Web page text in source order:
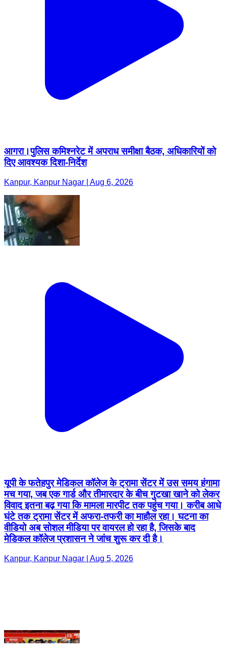
आगरा।पुलिस कमिश्नरेट में अपराध समीक्षा बैठक, अधिकारियों को
यूपी के फतेहपुर मेडिकल कॉलेज के ट्रामा सेंटर में उस समय हंगामा
मच गया, जब एक गार्ड और तीमारदार के बीच गुटखा खाने को लेकर
मेडिकल कॉलेज प्रशासन ने जांच शुरू कर दी है।
Kanpur, Kanpur Nagar | Aug 5, 2026